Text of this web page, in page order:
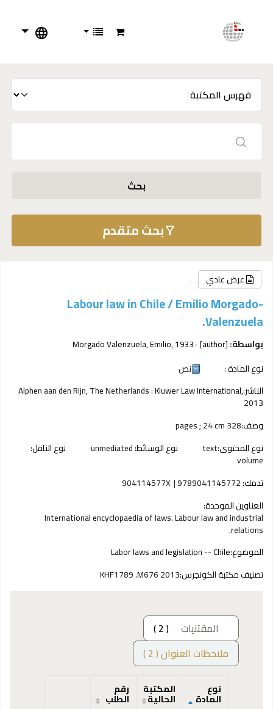
بحث
بحث متقدم
عرض عادي
Labour law in Chile /Emilio Morgado-
Valenzuela.
بواسطة: Morgado Valenzuela, Emilio, 1933-[author]
نوع المادة :
نص
الناشر:
Alphen aan den Rijn, The Netherlands :Kluwer Law International,
2013
وصف:328 pages ; 24 cm
نوع المحتوى:text نوع الوسائط:unmediated نوع الناقل:
volume
تدمك:9789041145772
904114577X
العناوين الموحدة:
International encyclopaedia of laws. Labour law and industrial
relations.
الموضوع:Labor laws and legislation -- Chile
تصنيف مكتبة الكونجرس:KHF1789 .M676 2013
المقتنيات
( 2 )
ملاحظات العنوان ( 2 )
نوع
المادة
المكتبة
الحالية
رقم
الطلب